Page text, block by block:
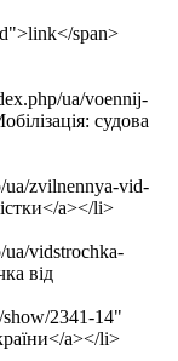
span>
ua/voennij-
судова
ua/zvilnennya-vid-
a></li>
vidstrochka-
від
2341-14"
a></li>